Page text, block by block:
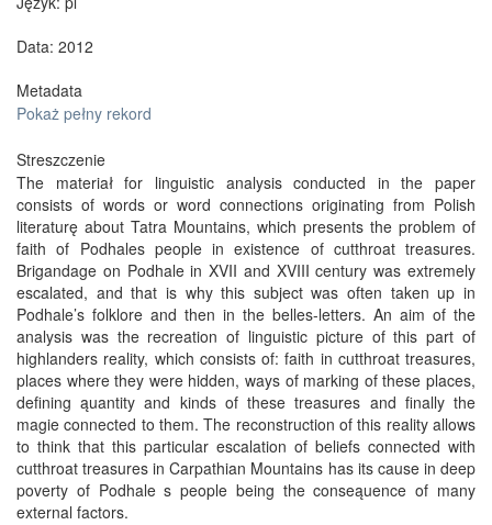
Data: 2012
Metadata
Pokaż pełny rekord
Streszczenie
The materiał for linguistic analysis conducted in the paper
consists of words or word connections originating from Polish
literaturę about Tatra Mountains, which presents the problem of
faith of Podhales people in existence of cutthroat treasures.
Brigandage on Podhale in XVII and XVIII century was extremely
escalated, and that is why this subject was often taken up in
Podhale’s folklore and then in the belles-letters. An aim of the
analysis was the recreation of linguistic picture of this part of
highlanders reality, which consists of: faith in cutthroat treasures,
places where they were hidden, ways of marking of these places,
defining ąuantity and kinds of these treasures and finally the
magie connected to them. The reconstruction of this reality allows
to think that this particular escalation of beliefs connected with
cutthroat treasures in Carpathian Mountains has its cause in deep
poverty of Podhale s people being the conseąuence of many
external factors.